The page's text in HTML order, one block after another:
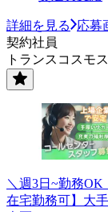
詳細を見る
応募
契約社員
トランスコスモ
＼週3日~勤務
在宅勤務可】大